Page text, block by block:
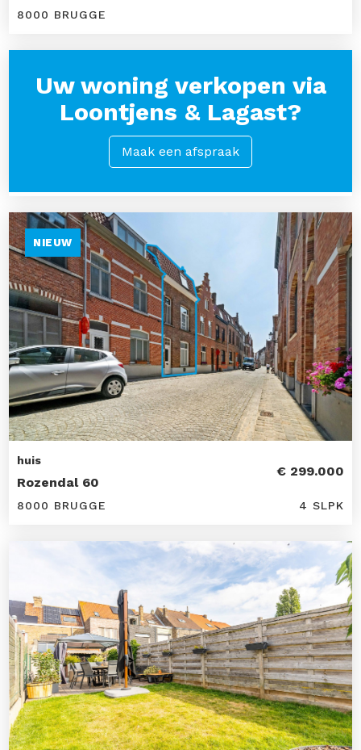
8000 BRUGGE
Uw woning verkopen via
Loontjens & Lagast?
Maak een afspraak
NIEUW
huis
Rozendal 60
€ 299.000
8000 BRUGGE 4 SLPK